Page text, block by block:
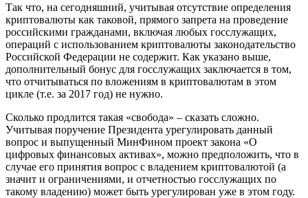
Так что, на сегодняшний, учитывая отсутствие определения
криптовалюты как таковой, прямого запрета на проведение
российскими гражданами, включая любых госслужащих,
операций с использованием криптовалюты законодательство
Российской Федерации не содержит. Как указано выше,
дополнительный бонус для госслужащих заключается в том,
что отчитываться по вложениям в криптовалютам в этом
цикле (т.е. за 2017 год) не нужно.
Сколько продлится такая «свобода» – сказать сложно.
Учитывая поручение Президента урегулировать данный
вопрос и выпущенный МинФином проект закона «О
цифровых финансовых активах», можно предположить, что в
случае его принятия вопрос с владением криптовалютой (а
значит и ограничениями, и отчетностью госслужащих по
такому владению) может быть урегулирован уже в этом году.